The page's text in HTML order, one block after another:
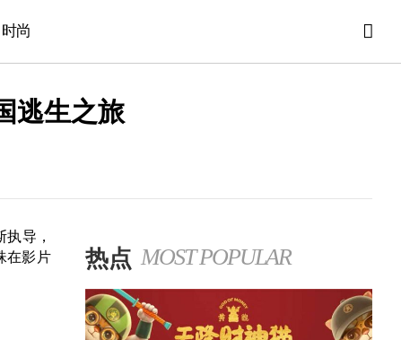
时尚
逃生之旅
导，
在影片
热点 MOST POPULAR